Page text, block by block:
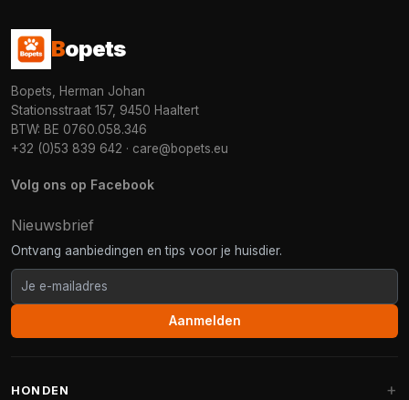
Bopets
Bopets, Herman Johan
Stationsstraat 157, 9450 Haaltert
BTW: BE 0760.058.346
+32 (0)53 839 642 · care@bopets.eu
Volg ons op Facebook
Nieuwsbrief
Ontvang aanbiedingen en tips voor je huisdier.
Aanmelden
HONDEN